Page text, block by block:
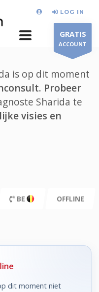
LOG IN
GRATIS
ACCOUNT
is op dit moment
Probeer
Sharida te
visies en
BE OFFLINE
dit moment niet